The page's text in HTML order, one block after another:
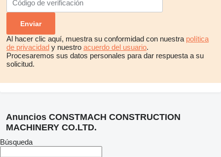
Al hacer clic aquí, muestra su conformidad con nuestra política
de privacidad y nuestro acuerdo del usuario.
Procesaremos sus datos personales para dar respuesta a su
solicitud.
Anuncios CONSTMACH CONSTRUCTION
MACHINERY CO.LTD.
Búsqueda